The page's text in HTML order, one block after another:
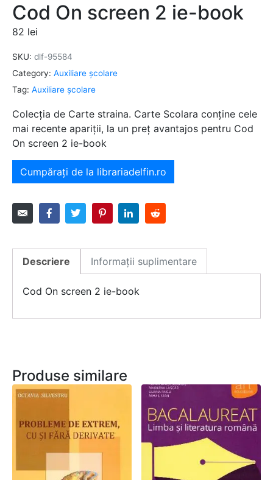
Cod On screen 2 ie-book
82 lei
SKU: dlf-95584
Category: Auxiliare şcolare
Tag: Auxiliare şcolare
Colecția de Carte straina. Carte Scolara conține cele
mai recente apariții, la un preț avantajos pentru Cod
On screen 2 ie-book
Cumpărați de la librariadelfin.ro
Descriere Informații suplimentare
Cod On screen 2 ie-book
Produse similare